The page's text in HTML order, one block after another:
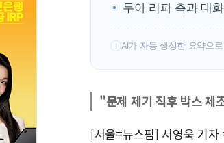
두아 리파 측과 대
! AI가 자동 생성한 요약으
"문제 제기 직후 박스 제
[서울=뉴스핌] 서영욱 기